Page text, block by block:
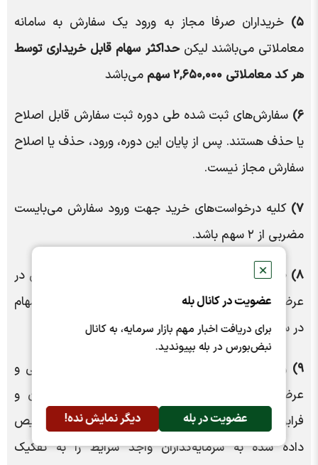
✕
عضویت در کانال بله
برای دریافت اخبار مهم بازار سرمایه، به کانال
نبض‌بورس در بله بپیوندید.
عضویت در بله دیگر نمایش نده!
۵)
خریداران صرفا مجاز به ورود یک سفارش به سامانه
معاملاتی می‌باشند لیکنحداکثر سهام قابل خریداری توسط
هر کد معاملاتی ۲,۶۵۰,۰۰۰ سهم
می‌باشد
۶) سفارش‌های ثبت شده طی دوره ثبت سفارش قابل اصلاح
یا حذف هستند. پس از پایان این دوره، ورود، حذف یا اصلاح
سفارش مجاز نیست.
۷) کلیه درخواست‌های خرید جهت ورود سفارش می‌بایست
مضربی از ۲ سهم باشد.
۸) صرفا سرمایه‌گذاران واجد شرایط مجاز به ورود سفارش در
عرضه می‌باشند که نسبت به بارگذاری گزارش ارزشیابی سهام
در سامانه فراسان اقدام نموده‌اند.
۹)
وفق تبصره ماده ۶ مکرر ۳ دستورالعمل پذیره‌نویسی و
عرضه اولیه اوراق بهادار در بورس اوراق بهادار تهران و
فرابورس ایران، بورس باید تعداد و قیمت سهام تخصیص
داده شده به سرمایه‌گذاران واجد شرایط را به تفکیک